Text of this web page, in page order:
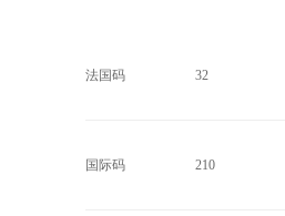
法国码 32
国际码 210